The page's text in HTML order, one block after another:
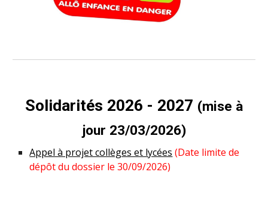
Solidarités 2026 - 2027 (mise à
jour 23/03/2026)
Appel à projet collèges et lycées (Date limite de
dépôt du dossier le 30/09/2026)